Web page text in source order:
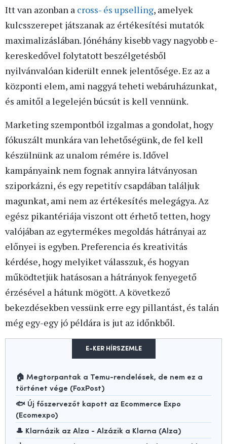
Itt van azonban a cross- és upselling, amelyek
kulcsszerepet játszanak az értékesítési mutatók
maximalizáslában. Jónéhány kisebb vagy nagyobb e-
kereskedővel folytatott beszélgetésből
nyilvánvalóan kiderült ennek jelentősége. Ez az a
központi elem, ami naggyá teheti webáruházunkat,
és amitől a legelején búcsút is kell vennünk.
Marketing szempontból izgalmas a gondolat, hogy
fókuszált munkára van lehetőségünk, de fel kell
készülnünk az unalom rémére is. Idővel
kampányaink nem fognak annyira látványosan
sziporkázni, és egy repetitív csapdában találjuk
magunkat, ami nem az értékesítés melegágya. Az
egész pikantériája viszont ott érhető tetten, hogy
valójában az egytermékes megoldás hátrányai az
előnyei is egyben. Preferencia és kreativitás
kérdése, hogy melyiket válasszuk, és hogyan
működtetjük hatásosan a hátrányok fenyegető
érzésével a hátunk mögött. A következő
bekezdésekben vessünk erre egy pillantást, és talán
még egy-egy jó példára is jut az időnkből.
E-KER HÍRSZEMLE
🏠 Megtorpantak a Temu-rendelések, de nem ez a
történet vége (FoxPost)
🐟 Új főszervezőt kapott az Ecommerce Expo
(Ecomexpo)
🎩 Klarnázik az Alza - Alzázik a Klarna (Alza)